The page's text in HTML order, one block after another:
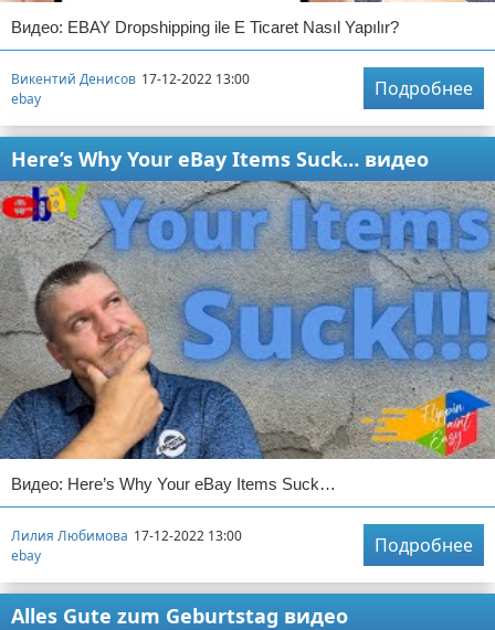
Видео: EBAY Dropshipping ile E Ticaret Nasıl Yapılır?
Викентий Денисов 17-12-2022 13:00
ebay
Подробнее
Here’s Why Your eBay Items Suck… видео
Видео: Here’s Why Your eBay Items Suck…
Лилия Любимова 17-12-2022 13:00
ebay
Подробнее
Alles Gute zum Geburtstag видео